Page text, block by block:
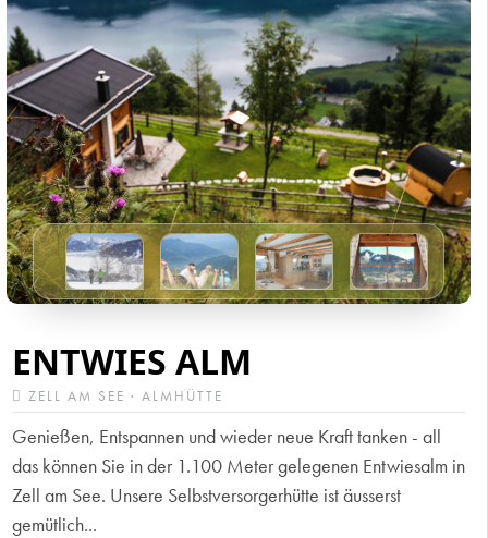
ENTWIES ALM
ZELL AM SEE · ALMHÜTTE
Genießen, Entspannen und wieder neue Kraft tanken - all
das können Sie in der 1.100 Meter gelegenen Entwiesalm in
Zell am See. Unsere Selbstversorgerhütte ist äusserst
gemütlich...